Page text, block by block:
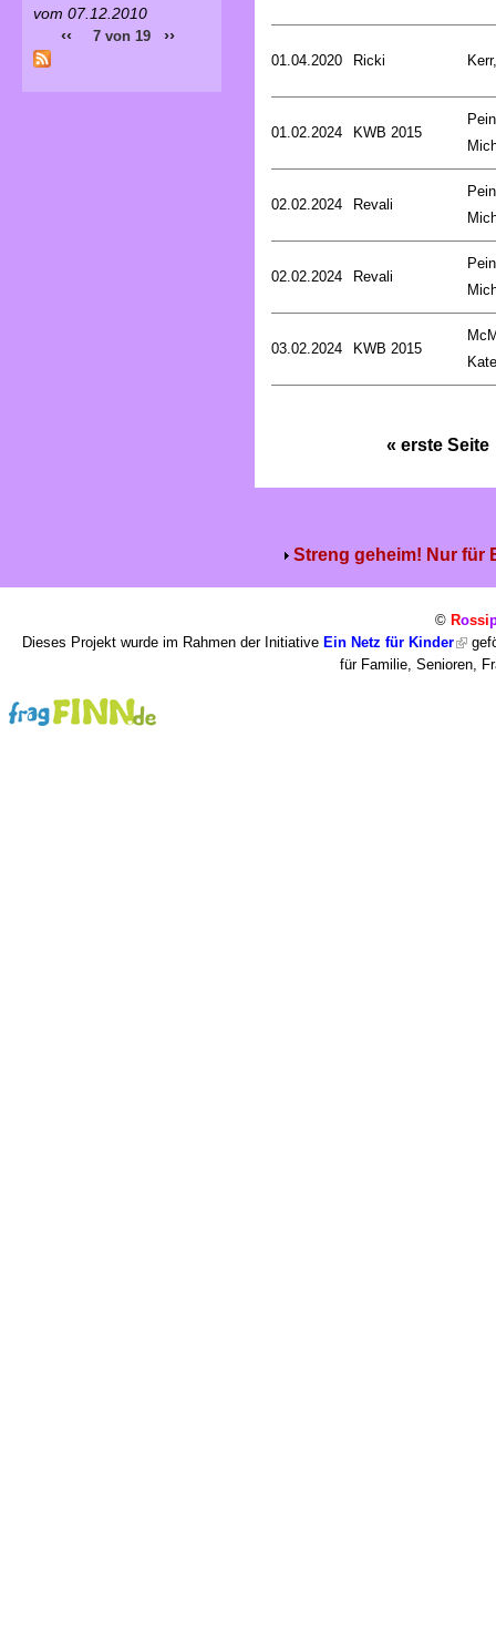
01.04.2020 Ricki
01.02.2024 KWB 2015
02.02.2024 Revali
02.02.2024 Revali
03.02.2024 KWB 2015
Kate
« erste Seite
Streng geheim! Nur für
vom 07.12.2010
‹‹ 7 von 19 ››
© Rossi
Dieses Projekt wurde im Rahmen der Initiative Ein Netz für Kinder
für Familie, Senioren,